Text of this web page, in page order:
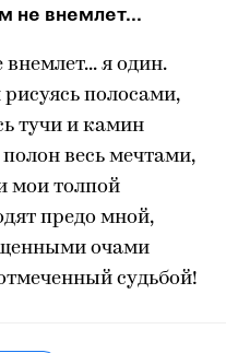
не внемлет...
я один.
полосами,
тучи и камин
весь мечтами,
мои толпой
предо мной,
очами
судьбой!